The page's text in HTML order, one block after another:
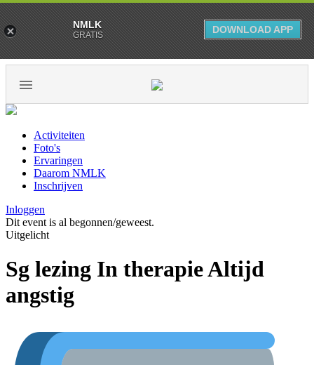
Activiteiten
Foto's
Ervaringen
Daarom NMLK
Inschrijven
Inloggen
Dit event is al begonnen/geweest.
Uitgelicht
Sg lezing In therapie Altijd
angstig
NMLK
GRATIS DOWNLOAD APP